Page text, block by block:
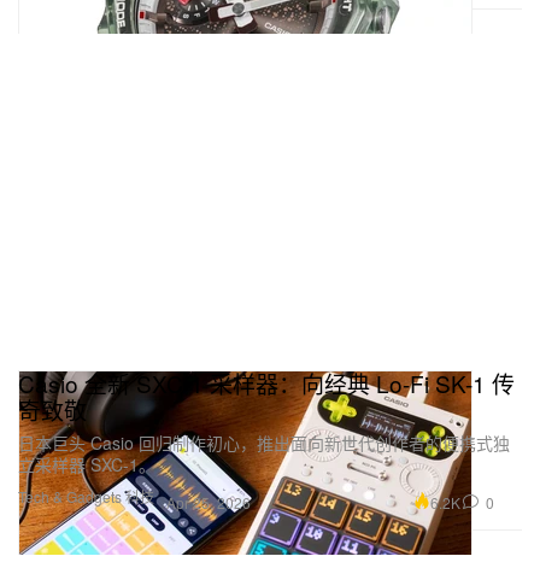
Tech & Gadgets 科技
Casio 全新 SXC-1 采样器：向经典 Lo-Fi SK-1 传
奇致敬
日本巨头 Casio 回归制作初心，推出面向新世代创作者的便携式独
立采样器 SXC-1。
Apr 25, 2026 6.2K 0